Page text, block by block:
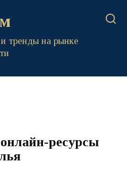
тренды на рынке
ресурсы